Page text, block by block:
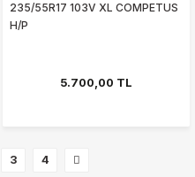
235/55R17 103V XL COMPETUS
H/P
5.700,00 TL
3 4